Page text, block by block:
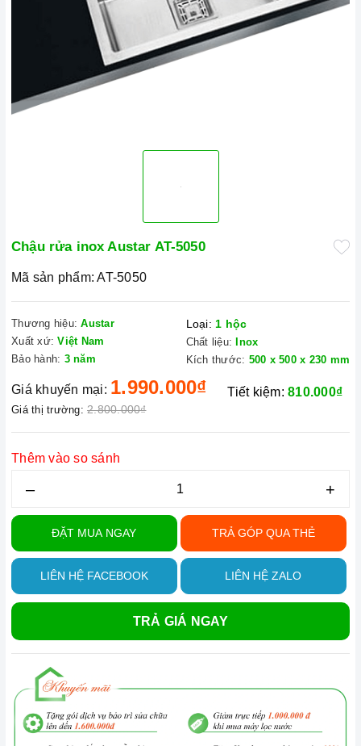
Chậu rửa inox Austar AT-5050
Mã sản phẩm: AT-5050
Thương hiệu: Austar
Xuất xứ: Việt Nam
Bảo hành: 3 năm
Loại: 1 hộc
Chất liệu:
Inox
Kích thước: 500 x 500 x 230 mm
Giá khuyến mại: 1.990.000₫
Giá thị trường: 2.800.000₫
Tiết kiệm:810.000₫
Thêm vào so sánh
– +
ĐẶT MUA NGAY TRẢ GÓP QUA THẺ
LIÊN HỆ FACEBOOK LIÊN HỆ ZALO
TRẢ GIÁ NGAY